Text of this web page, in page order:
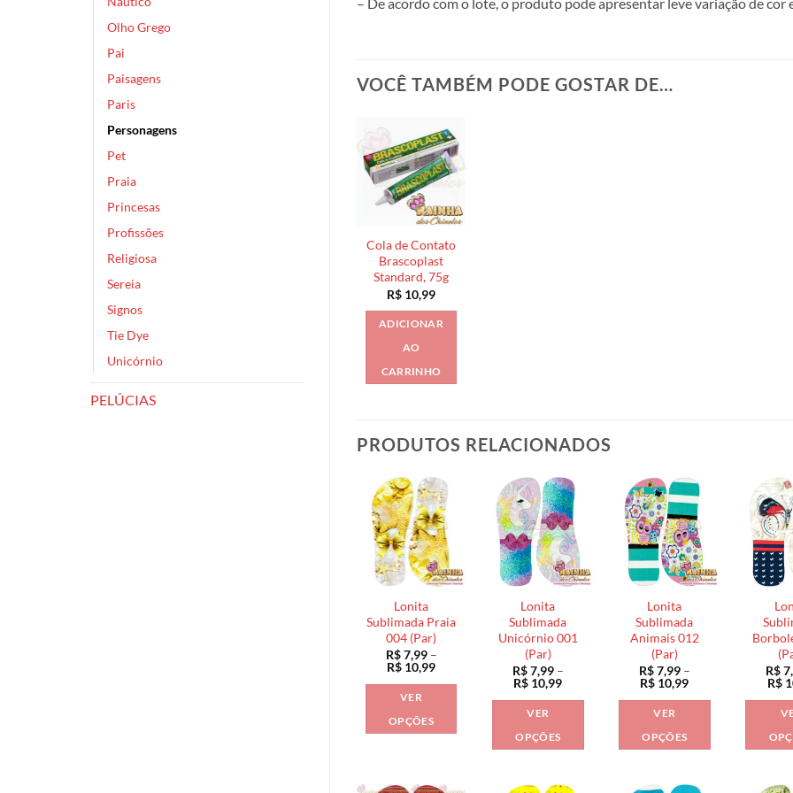
Olho Grego
Pai
Paisagens
Paris
Personagens
Pet
Praia
Princesas
Profissões
Religiosa
Sereia
Signos
Tie Dye
Unicórnio
PELÚCIAS
VOCÊ TAMBÉM PODE GOSTAR DE…
Cola de Contato
Brascoplast
Standard, 75g
R$ 10,99
ADICIONAR
AO
CARRINHO
PRODUTOS RELACIONADOS
Lonita
Sublimada Praia
004 (Par)
R$7,99 –
R$ 10,99Faixa
VER
OPÇÕES
tem
Lonita
Sublimada
Unicórnio 001
(Par)
R$7,99 –
R$ 10,99Faixa
VER
OPÇÕES
Lonita
Sublimada
Animais 012
(Par)
R$7,99 –
R$ 10,99Faixa
VER
OPÇÕES
R$
R$